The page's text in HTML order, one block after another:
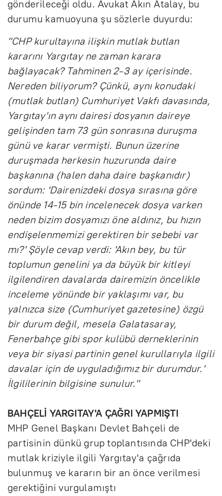
gönderileceği oldu. Avukat Akın Atalay, bu
durumu kamuoyuna şu sözlerle duyurdu:
"CHP kurultayına ilişkin mutlak butlan
kararını Yargıtay ne zaman karara
bağlayacak? Tahminen 2-3 ay içerisinde.
Nereden biliyorum? Çünkü, aynı konudaki
(mutlak butlan) Cumhuriyet Vakfı davasında,
Yargıtay’ın aynı dairesi dosyanın daireye
gelişinden tam 73 gün sonrasına duruşma
günü ve karar vermişti. Bunun üzerine
duruşmada herkesin huzurunda daire
başkanına (halen daha daire başkanıdır)
sordum: 'Dairenizdeki dosya sırasına göre
önünde 14-15 bin incelenecek dosya varken
neden bizim dosyamızı öne aldınız, bu hızın
endişelenmemizi gerektiren bir sebebi var
mı?' Şöyle cevap verdi: 'Akın bey, bu tür
toplumun genelini ya da büyük bir kitleyi
ilgilendiren davalarda dairemizin öncelikle
inceleme yönünde bir yaklaşımı var, bu
yalnızca size (Cumhuriyet gazetesine) özgü
bir durum değil, mesela Galatasaray,
Fenerbahçe gibi spor kulübü derneklerinin
veya bir siyasi partinin genel kurullarıyla ilgili
davalar için de uyguladığımız bir durumdur.'
İlgililerinin bilgisine sunulur."
BAHÇELİ YARGITAY'A ÇAĞRI YAPMIŞTI
MHP Genel Başkanı Devlet Bahçeli de
partisinin dünkü grup toplantısında CHP'deki
mutlak kriziyle ilgili Yargıtay'a çağrıda
bulunmuş ve kararın bir an önce verilmesi
gerektiğini vurgulamıştı